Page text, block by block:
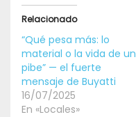
Relacionado
“Qué pesa más: lo
material o la vida de un
pibe” — el fuerte
mensaje de Buyatti
16/07/2025
En «Locales»